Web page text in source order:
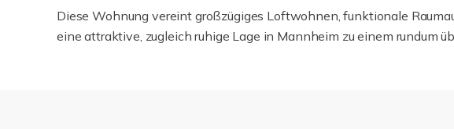
Diese Wohnung vereint großzügiges Loftwohnen, funktionale
eine attraktive, zugleich ruhige Lage in Mannheim zu einem rundum